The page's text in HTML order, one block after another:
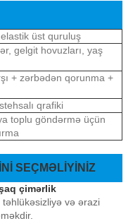
üst quruluş
gelgit hovuzları, yaş
+ zərbədən qorunma +
qrafiki
toplu göndərmə üçün
SEÇMƏLİYİNİZ
çimərlik
təhlükəsizliyə və ərazi